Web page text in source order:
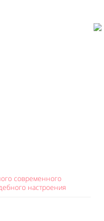
современного
настроения